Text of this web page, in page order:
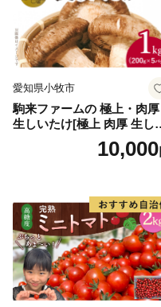
返礼品入荷や新着のオ
寄附金に関する情報を
ふるさと納税の情報の
登録は、スマートフォ
だち登録」からＱＲコ
愛知県小牧市
駒来ファームの 極上・肉厚
生しいたけ[極上 肉厚 生し
たけ 生シイタケ 生椎茸 安心
安全 国産 採れたて 新鮮 き
10,000